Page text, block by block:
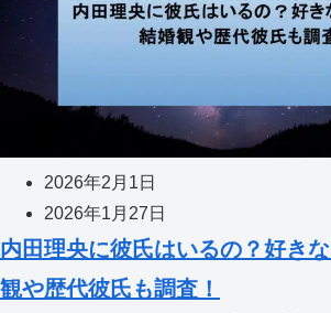
2026年2月1日
2026年1月27日
内田理央に彼氏はいるの？好き
観や歴代彼氏も調査！